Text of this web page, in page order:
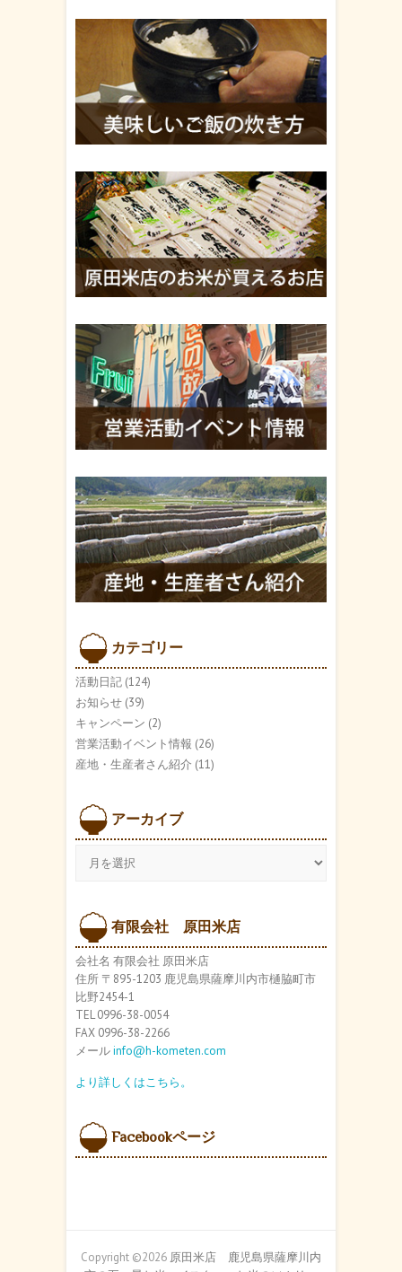
カテゴリー
活動日記 (124)
お知らせ (39)
キャンペーン (2)
営業活動イベント情報 (26)
産地・生産者さん紹介 (11)
アーカイブ
ブ
有限会社 原田米店
会社名 有限会社 原田米店
住所 〒895-1203 鹿児島県薩摩川内市樋脇町市
比野2454-1
TEL 0996-38-0054
FAX 0996-38-2266
メールinfo@h-kometen.com
より詳しくはこちら。
Facebookページ
Copyright ©2026 原田米店 鹿児島県薩摩川内